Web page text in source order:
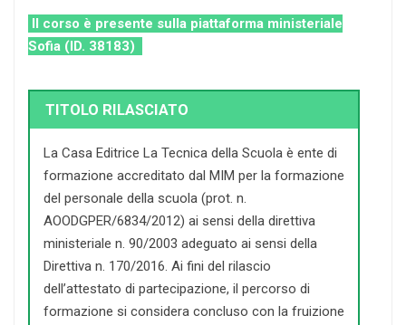
Il corso è presente sulla piattaforma ministeriale
Sofia (ID. 38183)
TITOLO RILASCIATO
La Casa Editrice La Tecnica della Scuola è ente di
formazione accreditato dal MIM per la formazione
del personale della scuola (prot. n.
AOODGPER/6834/2012) ai sensi della direttiva
ministeriale n. 90/2003 adeguato ai sensi della
Direttiva n. 170/2016. Ai fini del rilascio
dell’attestato di partecipazione, il percorso di
formazione si considera concluso con la fruizione